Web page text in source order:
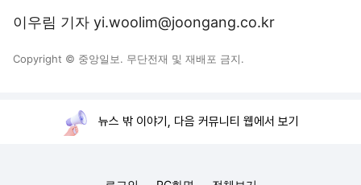
이우림 기자 yi.woolim@joongang.co.kr
Copyright © 중앙일보. 무단전재 및 재배포 금지.
뉴스 밖 이야기, 다음 커뮤니티 웹에서 보기